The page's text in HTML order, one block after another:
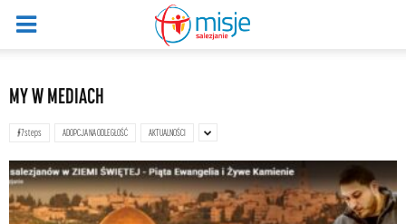
MY W MEDIACH
#7steps ADOPCJA NA ODLEGŁOŚĆ AKTUALNOŚCI